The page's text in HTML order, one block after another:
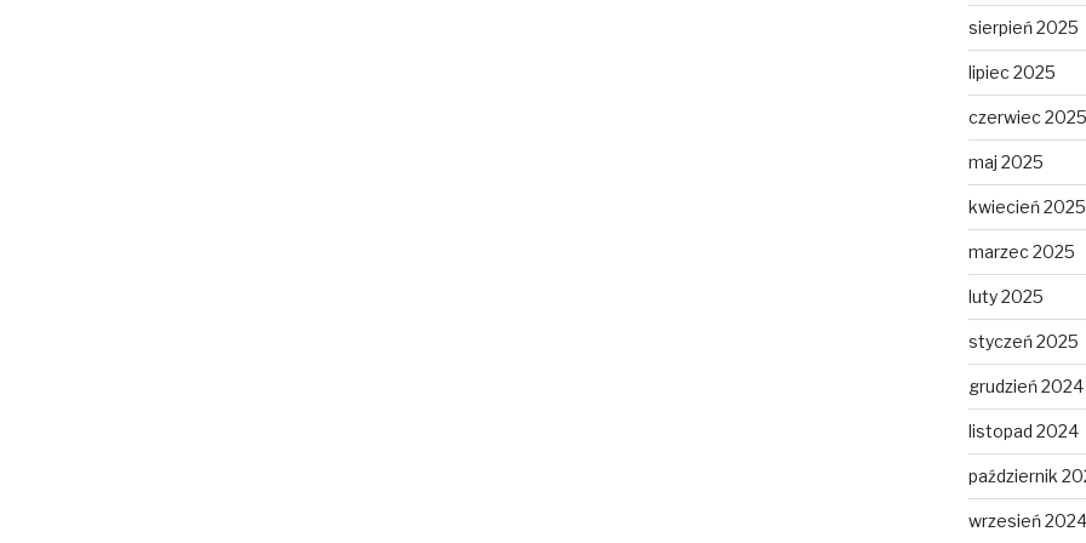
sierpień 2025
lipiec 2025
czerwiec 2025
maj 2025
kwiecień 2025
marzec 2025
luty 2025
styczeń 2025
grudzień 2024
listopad 2024
październik
wrzesień 2024